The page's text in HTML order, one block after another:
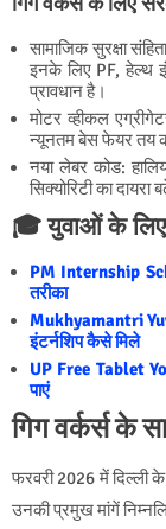
सामाजिक सुरक्षा
इनके लिए PF, हेल्थ
प्रावधान है।
मोटर व्हीकल
न्यूनतम बेस फेयर तय
नया लेबर कोड:
सिक्योरिटी का
🎓 युवाओं के
PM Internship
तरीका
Mukhyamantri
इंटर्नशिप कैसे मिले
UP Free Tablet
पाएं
गिग वर्कर्स के
फरवरी 2026 में दिल्ली के
उनकी प्रमुख मांगें